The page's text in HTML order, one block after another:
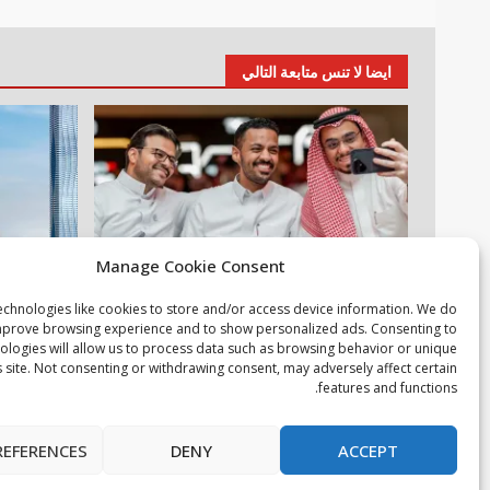
Manage Cookie Consent
like cookies to store and/or access device information. We do
browsing experience and to show personalized ads. Consenting to
will allow us to process data such as browsing behavior or unique
site. Not consenting or withdrawing consent, may adversely affect certain
features and functions.
ACCEPT
DENY
ايضا لا تنس متابعة التالي
مقالات
خبراء التقنية ورواد مجتمع الألعاب يشاركون
انطباعاتهم حول TECNO POVA 8 Pro 5G
4 أغسطس، 2026
دانوب
المنازل
4 أغسطس، 2026